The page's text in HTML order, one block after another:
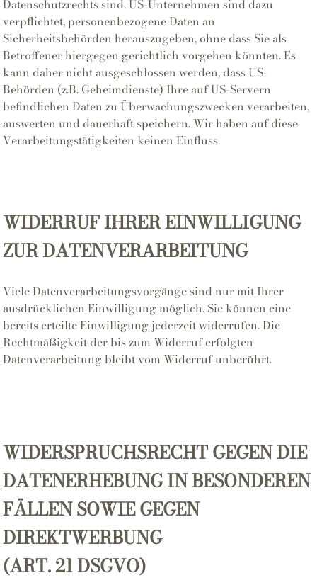
Datenschutzrechts sind. US-Unternehmen sind dazu
verpflichtet, personenbezogene Daten an
Sicherheitsbehörden herauszugeben, ohne dass Sie als
Betroffener hiergegen gerichtlich vorgehen könnten. Es
kann daher nicht ausgeschlossen werden, dass US-
Behörden (z.B. Geheimdienste) Ihre auf US-Servern
befindlichen Daten zu Überwachungszwecken verarbeiten,
auswerten und dauerhaft speichern. Wir haben auf diese
Verarbeitungstätigkeiten keinen Einfluss.
WIDERRUF IHRER EINWILLIGUNG
ZUR DATENVERARBEITUNG
Viele Datenverarbeitungsvorgänge sind nur mit Ihrer
ausdrücklichen Einwilligung möglich. Sie können eine
bereits erteilte Einwilligung jederzeit widerrufen. Die
Rechtmäßigkeit der bis zum Widerruf erfolgten
Datenverarbeitung bleibt vom Widerruf unberührt.
WIDERSPRUCHSRECHT GEGEN DIE
DATENERHEBUNG IN BESONDEREN
FÄLLEN SOWIE GEGEN
DIREKTWERBUNG
(ART. 21 DSGVO)